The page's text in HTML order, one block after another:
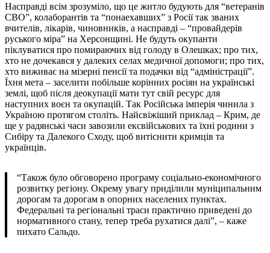
Насправді всім зрозуміло, що це житло будують для “ветеранів
СВО”, колаборантів та “понаехавших” з Росії так званих
вчителів, лікарів, чиновників, а насправді – “провайдерів
руського міра” на Херсонщині. Не будуть окупанти
піклуватися про помираючих від голоду в Олешках; про тих,
хто не дочекався у далеких селах медичної допомоги; про тих,
хто виживає на мізерні пенсії та подачки від “адміністрації”.
Їхня мета – заселити побільше корінних росіян на українські
землі, щоб після деокупації мати тут свій ресурс для
наступних воєн та окупацій. Так Російська імперія чинила з
Україною протягом століть. Найсвіжіший приклад – Крим, де
ще у радянські часи завозили ексвійськових та їхні родини з
Сибіру та Далекого Сходу, щоб витіснити кримців та
українців.
“Також було обговорено програму соціально-економічного
розвитку регіону. Окрему увагу приділили муніципальним
дорогам та дорогам в опорних населених пунктах.
Федеральні та регіональні траси практично приведені до
нормативного стану, тепер треба рухатися далі”, – каже
пихато Сальдо.